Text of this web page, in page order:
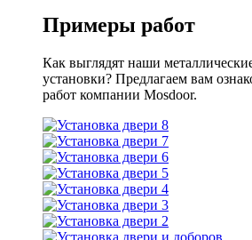
Примеры работ
Как выглядят наши
установки? Предлагаем вам
работ компании Mosdoor.